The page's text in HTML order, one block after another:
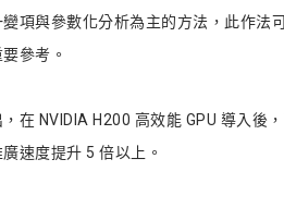
項與參數化分析為主的方法，此作
參考。
在 NVIDIA H200 高效能 GPU 導入
速度提升 5 倍以上。